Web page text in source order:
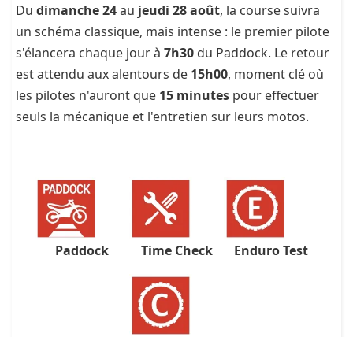
Du dimanche 24au jeudi 28 août, la course suivra
un schéma classique, mais intense : le premier pilote
s'élancera chaque jour à 7h30 du Paddock. Le retour
est attendu aux alentours de 15h00, moment clé où
les pilotes n'auront que 15 minutes pour effectuer
seuls la mécanique et l'entretien sur leurs motos.
Paddock Time Check Enduro Test